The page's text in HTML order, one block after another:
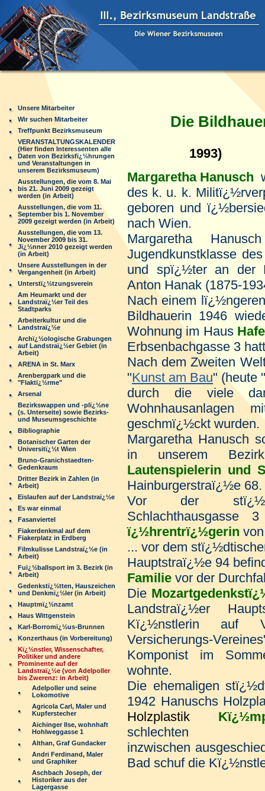
Unsere Mitarbeiter
Wir suchen Mitarbeiter
Treffpunkt Bezirksmuseum
VERANSTALTUNGSKALENDER
(Hier finden Interessenten alle
Daten von Bezirksfï¿½hrungen
und Veranstaltungen in
unserem Bezirksmuseum)
Ausstellungen, die vom 8. Mai
bis 21. Juni 2009 gezeigt
werden (in Arbeit)
Ausstellungen, die vom 11.
September bis 1. November
2009 gezeigt werden (in Arbeit)
Ausstellungen, die vom 13.
November 2009 bis 31.
Jï¿½nner 2010 gezeigt werden
(in Arbeit)
Unsere Ausstellungen in der
Vergangenheit (in Arbeit)
Unterstï¿½tzungsverein
Am Heumarkt und der
Landstraï¿½er Teil des
Stadtparks
Arbeiterkultur und die
Landstraï¿½e
Archï¿½ologische Grabungen
auf Landstraï¿½er Gebiet (in
Arbeit)
ARENA in St. Marx
Arenbergpark und die
"Flaktï¿½rme"
Arsenal
Bezirkswappen und -plï¿½ne
(s. Unterseite) sowie Bezirks-
und Museumsgeschichte
Bibliographie
Botanischer Garten der
Universitï¿½t Wien
Bruno-Granichstaedten-
Gedenkraum
Dritter Bezirk in Zahlen (in
Arbeit)
Eislaufen auf der Landstraï¿½e
Es war einmal
Fasanviertel
Fiakerdenkmal auf dem
Fiakerplatz in Erdberg
Filmkulisse Landstraï¿½e (in
Arbeit)
Fuï¿½ballsport im 3. Bezirk (in
Arbeit)
Gedenkstï¿½tten, Hauszeichen
und Denkmï¿½ler (in Arbeit)
Hauptmï¿½nzamt
Haus Wittgenstein
Karl-Borromï¿½us-Brunnen
Konzerthaus (in Vorbereitung)
Kï¿½nstler, Wissenschafter,
Politiker und andere
Prominente auf der
Landstraï¿½e (von Adelpoller
bis Zwerenz: in Arbeit)
Adelpoller und seine
Lokomotive
Agricola Carl, Maler und
Kupferstecher
Aichinger Ilse, wohnhaft
Hohlweggasse 1
Althan, Graf Gundacker
Andri Ferdinand, Maler
und Graphiker
Aschbach Joseph, der
Historiker aus der
Lagergasse
Die
1993)
Margaretha Hanusch
des k. u. k.
geboren und
nach Wien.
Margaretha
Jugendkunstklasse
und spï¿½ter an der
Anton Hanak (1875-
Nach einem
Bildhauerin 1946
Wohnung im Haus
Erbsenbachgasse 3
Nach dem Zweiten
"Kunst am Bau" (heute
durch die viele
Wohnhausanlagen
geschmï¿½ckt wurden.
Margaretha Hanusch
in unserem
Lautenspielerin und
Hainburgerstraï¿½e 68.
Vor der
ï¿½hrentrï¿½gerin
... vor dem
Hauptstraï¿½e 94
Familie vor der
Die
Landstraï¿½er
Kï¿½nstlerin auf
Versicherungs-
Komponist im
wohnte.
Die ehemaligen
1942 Hanuschs
Holzplastik
schlechten
inzwischen
Bad schuf die